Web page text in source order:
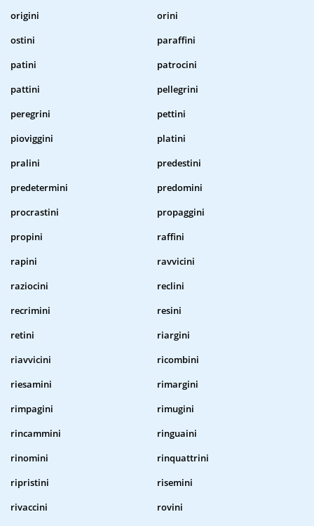
origini
orini
ostini
paraffini
patini
patrocini
pattini
pellegrini
peregrini
pettini
pioviggini
platini
pralini
predestini
predetermini
predomini
procrastini
propaggini
propini
raffini
rapini
ravvicini
raziocini
reclini
recrimini
resini
retini
riargini
riavvicini
ricombini
riesamini
rimargini
rimpagini
rimugini
rincammini
ringuaini
rinomini
rinquattrini
ripristini
risemini
rivaccini
rovini